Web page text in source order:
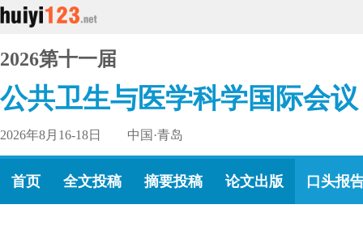
2026第十一届
公共卫生与医学科学国际会议
2026年8月16-18日 中国·青岛
首页 全文投稿 摘要投稿 论文出版 口头报